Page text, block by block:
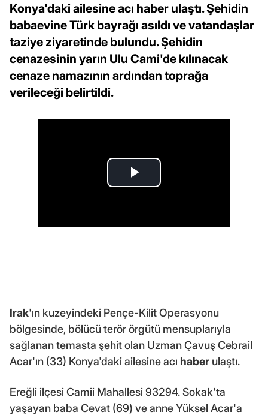
Konya'daki ailesine acı haber ulaştı. Şehidin
babaevine Türk bayrağı asıldı ve vatandaşlar
taziye ziyaretinde bulundu. Şehidin
cenazesinin yarın Ulu Cami'de kılınacak
cenaze namazının ardından toprağa
verileceği belirtildi.
Irak'ın kuzeyindeki Pençe-Kilit Operasyonu
bölgesinde, bölücü terör örgütü mensuplarıyla
sağlanan temasta şehit olan Uzman Çavuş Cebrail
Acar'ın (33) Konya'daki ailesine acı haber ulaştı.
Ereğli ilçesi Camii Mahallesi 93294. Sokak'ta
yaşayan baba Cevat (69) ve anne Yüksel Acar'a